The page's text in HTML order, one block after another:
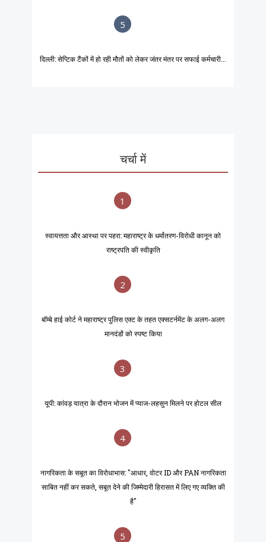
5
दिल्ली: सेप्टिक टैंकों में हो रही मौतों को लेकर जंतर मंतर पर सफाई कर्मचारी...
चर्चा में
1
स्वायत्तता और आस्था पर पहरा: महाराष्ट्र के धर्मांतरण-विरोधी कानून को
राष्ट्रपति की स्वीकृति
2
बॉम्बे हाई कोर्ट ने महाराष्ट्र पुलिस एक्ट के तहत एक्सटर्नमेंट के अलग-अलग
मानदंडों को स्पष्ट किया
3
यूपी: कांवड़ यात्रा के दौरान भोजन में प्याज-लहसुन मिलने पर होटल सील
4
नागरिकता के सबूत का विरोधाभास: "आधार, वोटर ID और PAN नागरिकता
साबित नहीं कर सकते, सबूत देने की जिम्मेदारी हिरासत में लिए गए व्यक्ति की
है"
5